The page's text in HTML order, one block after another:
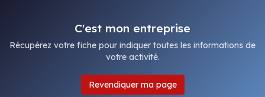
C'est mon entreprise
Récupérez votre fiche pour indiquer toutes les informations de
votre activité.
Revendiquer ma page